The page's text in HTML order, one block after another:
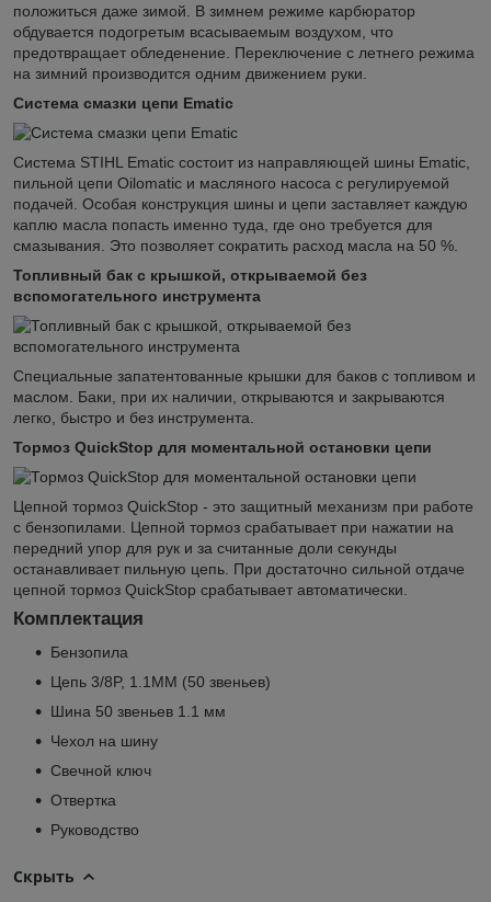
положиться даже зимой. В зимнем режиме карбюратор
обдувается подогретым всасываемым воздухом, что
предотвращает обледенение. Переключение с летнего режима
на зимний производится одним движением руки.
Система смазки цепи Ematic
Система STIHL Ematic состоит из направляющей шины Ematic,
пильной цепи Oilomatic и масляного насоса с регулируемой
подачей. Особая конструкция шины и цепи заставляет каждую
каплю масла попасть именно туда, где оно требуется для
смазывания. Это позволяет сократить расход масла на 50 %.
Топливный бак с крышкой, открываемой без
вспомогательного инструмента
Специальные запатентованные крышки для баков с топливом и
маслом. Баки, при их наличии, открываются и закрываются
легко, быстро и без инструмента.
Тормоз QuickStop для моментальной остановки цепи
Цепной тормоз QuickStop - это защитный механизм при работе
с бензопилами. Цепной тормоз срабатывает при нажатии на
передний упор для рук и за считанные доли секунды
останавливает пильную цепь. При достаточно сильной отдаче
цепной тормоз QuickStop срабатывает автоматически.
Комплектация
Бензопила
Цепь 3/8P, 1.1MM (50 звеньев)
Шина 50 звеньев 1.1 мм
Чехол на шину
Свечной ключ
Отвертка
Руководство
Скрыть